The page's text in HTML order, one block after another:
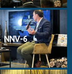
NNV-6